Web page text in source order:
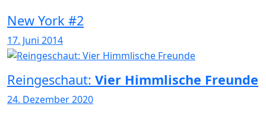
New York #2
17. Juni 2014
Reingeschaut: Vier Himmlische Freunde
24. Dezember 2020